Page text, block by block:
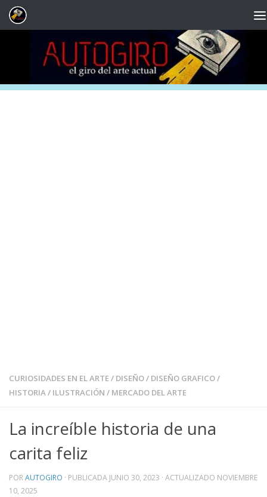
Saltar al contenido
CURIOSIDADES EN EL ARTE/ DISEÑO/ DISEÑO GRAFICO/
HISTORIA/ ILUSTRACIÓN / MERCADO DEL ARTE
La increíble historia de una
carita feliz
PORAUTOGIRO · PUBLICADA JUNIO 30, 2023 · ACTUALIZADO NOVIEMBRE
10, 2025